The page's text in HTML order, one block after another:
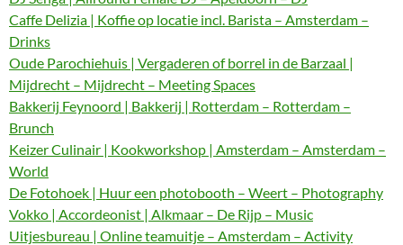
Caffe Delizia | Koffie op locatie incl. Barista – Amsterdam –
Drinks
Oude Parochiehuis | Vergaderen of borrel in de Barzaal |
Mijdrecht – Mijdrecht – Meeting Spaces
Bakkerij Feynoord | Bakkerij | Rotterdam – Rotterdam –
Brunch
Keizer Culinair | Kookworkshop | Amsterdam – Amsterdam –
World
De Fotohoek | Huur een photobooth – Weert – Photography
Vokko | Accordeonist | Alkmaar – De Rijp – Music
Uitjesbureau | Online teamuitje – Amsterdam – Activity